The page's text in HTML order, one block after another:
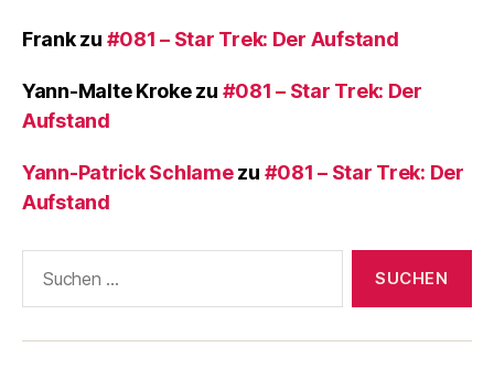
Frankzu #081 – Star Trek: Der Aufstand
Yann-Malte Krokezu #081 – Star Trek: Der
Aufstand
Yann-Patrick Schlamezu #081 – Star Trek: Der
Aufstand
nach: